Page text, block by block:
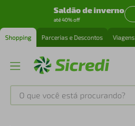
Saldão de inverno
até 40% off
Shopping Parcerias e Descontos Viagens
O que você está procurando?